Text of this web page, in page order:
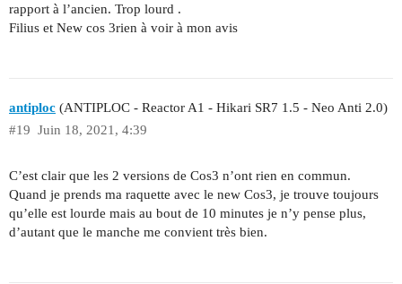
rapport à l’ancien. Trop lourd .
Filius et New cos 3rien à voir à mon avis
antiploc (ANTIPLOC - Reactor A1 - Hikari SR7 1.5 - Neo Anti 2.0)
Juin 18, 2021, 4:39
#19
C’est clair que les 2 versions de Cos3 n’ont rien en commun.
Quand je prends ma raquette avec le new Cos3, je trouve toujours
qu’elle est lourde mais au bout de 10 minutes je n’y pense plus,
d’autant que le manche me convient très bien.